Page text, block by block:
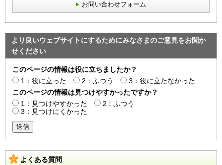
お問い合わせフォーム
より良いウェブサイトにするためにみなさまのご意見をお聞か
せください
このページの情報は役に立ちましたか？
1：役に立った
2：ふつう
3：役に立たなかった
このページの情報は見つけやすかったですか？
1：見つけやすかった
2：ふつう
3：見つけにくかった
送信
よくある質問